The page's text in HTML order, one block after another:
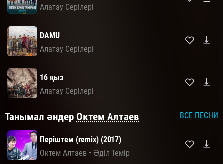
Алатау Серілері
DAMU
Алатау Серілері
16 қыз
Алатау Серілері
Танымал әндер Октем Алтаев ВСЕ ПЕСНИ
Періштем (remix) (2017)
Октем Алтаев • Әділ Темір